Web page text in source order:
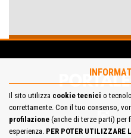
Il sito utilizza cookie tecnici o
correttamente. Con il tuo consenso,
profilazione (anche di terze parti) per
esperienza. PER POTER UTILIZZARE